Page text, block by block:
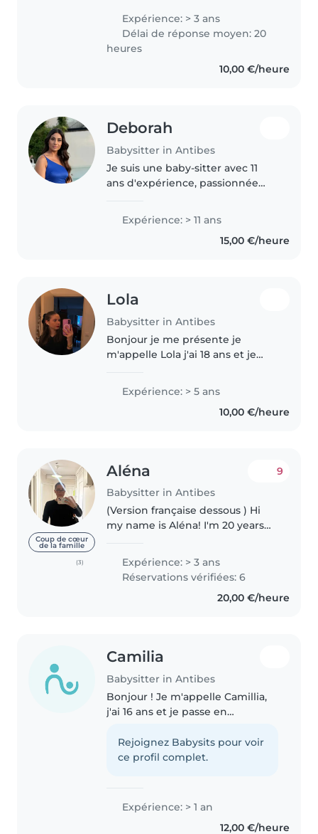
la trouve génial pour pouvoir
venir en aide aux familles. Je suis
une ancienne fille..
Expérience: > 3 ans
Délai de réponse moyen: 20
heures
10,00 €/heure
Deborah
Babysitter in Antibes
Je suis une baby-sitter avec 11
ans d'expérience, passionnée
Polyvalente, je parle français,
anglais et hébreu. Détenteur
d'un BTS Comptabilité et
Expérience: > 11 ans
15,00 €/heure
Lola
Babysitter in Antibes
Bonjour je me présente je
m'appelle Lola j'ai 18 ans et je
en cdi depuis 1 ans entant
qu'adjointe d'un carrefour
Expérience: > 5 ans
10,00 €/heure
Coup de cœur
de la famille
(3)
Aléna
Babysitter in Antibes
9
(Version française dessous ) Hi
my name is Aléna! I'm 20 years
babysitting work. I have 4 years
experience babysitting children
Expérience: > 3 ans
Réservations vérifiées: 6
20,00 €/heure
Camilia
Babysitter in Antibes
Bonjour ! Je m'appelle Camillia,
j'ai 16 ans et je passe en
bienveillante et attentive, j'adore
passer du temps avec les
Rejoignez Babysits pour voir
ce profil complet.
Expérience: > 1 an
12,00 €/heure